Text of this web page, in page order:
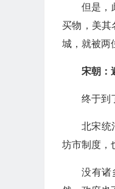
但是，
买物，美其
城，就被两
宋朝：
终于到
北宋统
坊市制度，
没有诸